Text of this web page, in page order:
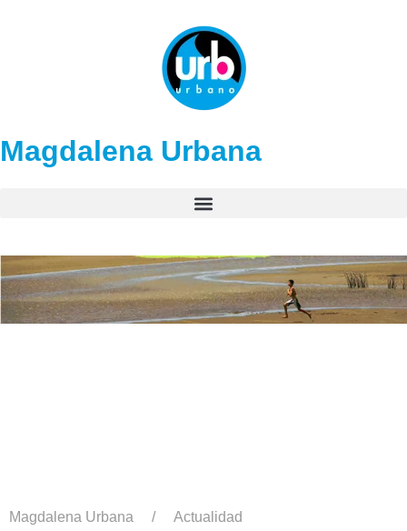
Magdalena Urbana
Magdalena Urbana
Actualidad